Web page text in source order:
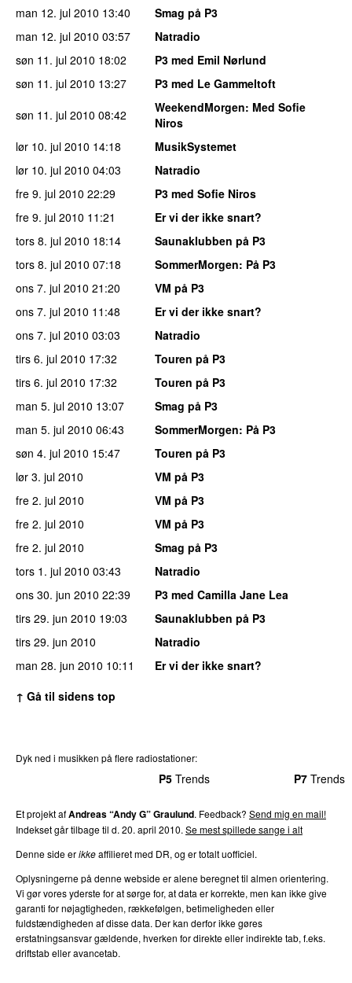
man 12. jul 2010 13:40
Smag på P3
man 12. jul 2010 03:57
Natradio
søn 11. jul 2010 18:02
P3 med Emil Nørlund
søn 11. jul 2010 13:27
P3 med Le Gammeltoft
søn 11. jul 2010 08:42 WeekendMorgen: Med Sofie
Niros
lør 10. jul 2010 14:18
MusikSystemet
lør 10. jul 2010 04:03
Natradio
fre 9. jul 2010 22:29
P3 med Sofie Niros
fre 9. jul 2010 11:21
Er vi der ikke snart?
tors 8. jul 2010 18:14
Saunaklubben på P3
tors 8. jul 2010 07:18 SommerMorgen: På P3
ons 7. jul 2010 21:20
VM på P3
ons 7. jul 2010 11:48
Er vi der ikke snart?
ons 7. jul 2010 03:03
Natradio
tirs 6. jul 2010 17:32
Touren på P3
tirs 6. jul 2010 17:32
Touren på P3
man 5. jul 2010 13:07
Smag på P3
man 5. jul 2010 06:43 SommerMorgen: På P3
søn 4. jul 2010 15:47
Touren på P3
lør 3. jul 2010
VM på P3
fre 2. jul 2010
VM på P3
fre 2. jul 2010
VM på P3
fre 2. jul 2010
Smag på P3
tors 1. jul 2010 03:43
Natradio
ons 30. jun 2010 22:39
P3 med Camilla Jane Lea
tirs 29. jun 2010 19:03
Saunaklubben på P3
tirs 29. jun 2010
Natradio
man 28. jun 2010 10:11
Er vi der ikke snart?
↑ Gå til sidens top
Dyk ned i musikken på flere radiostationer:
P5 Trends P7 Trends
Et projekt afAndreas “Andy G” Graulund. Feedback? Send mig en mail!
Indekset går tilbage til d. 20. april 2010. Se mest spillede sange i alt
Denne side erikkeaffilieret med DR, og er totalt uofficiel.
Oplysningerne på denne webside er alene beregnet til almen orientering.
Vi gør vores yderste for at sørge for, at data er korrekte, men kan ikke give
garanti for nøjagtigheden, rækkefølgen, betimeligheden eller
fuldstændigheden af disse data. Der kan derfor ikke gøres
erstatningsansvar gældende, hverken for direkte eller indirekte tab, f.eks.
driftstab eller avancetab.